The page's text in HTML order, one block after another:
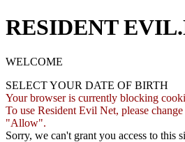
RESIDENT
WELCOME
SELECT YOUR DATE OF BIRTH
Your browser is currently blocking
To use Resident Evil Net, please
"Allow".
Sorry, we can't grant you access to this